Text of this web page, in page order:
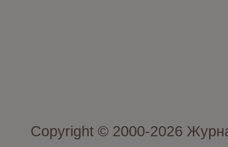
Copyright © 2000-2026